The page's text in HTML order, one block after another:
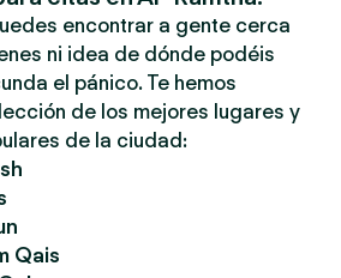
encontrar a gente cerca
ni idea de dónde podéis
el pánico. Te hemos
de los mejores lugares y
de la ciudad:
Qais